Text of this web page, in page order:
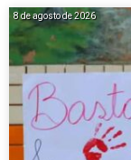
8 de agosto de 2026